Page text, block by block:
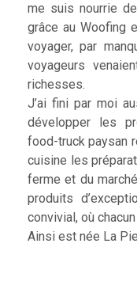
me suis nourrie
grâce au Woofing
voyager, par
voyageurs
richesses.
J’ai fini par moi
développer les
food-truck paysan
cuisine les
ferme et du
produits
convivial, où
Ainsi est née La